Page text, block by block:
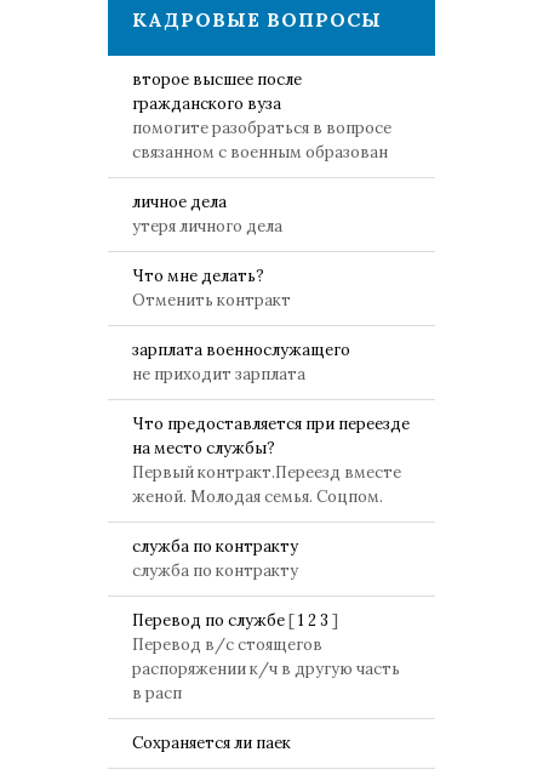
КАДРОВЫЕ ВОПРОСЫ
второе высшее после
гражданского вуза
помогите разобраться в вопросе
связанном с военным образован
личное дела
утеря личного дела
Что мне делать?
Отменить контракт
зарплата военнослужащего
не приходит зарплата
Что предоставляется при переезде
на место службы?
Первый контракт.Переезд вместе
женой. Молодая семья. Соцпом.
служба по контракту
служба по контракту
Перевод по службе[1 2 3 ]
Перевод в/с стоящегов
распоряжении к/ч в другую часть
в расп
Сохраняется ли паек